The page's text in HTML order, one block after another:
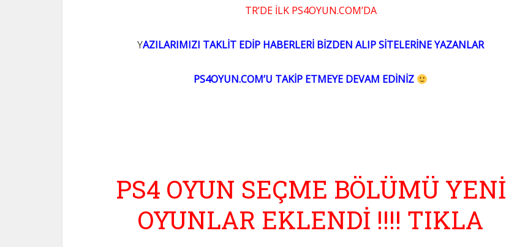
TR’DE İLK PS4OYUN.COM’DA
YAZILARIMIZI TAKLİT EDİP HABERLERİ BİZDEN ALIP SİTELERİNE YAZANLAR
PS4OYUN.COM’U TAKİP ETMEYE DEVAM EDİNİZ
PS4 OYUN SEÇME BÖLÜMÜ YENİ
OYUNLAR EKLENDİ !!!! TIKLA